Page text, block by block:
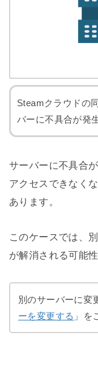
Steamクラウドの
バーに不具合が発
サーバーに不具合
アクセスできなく
あります。
このケースでは、
が解消される可能
別のサーバーに変
ーを変更する 」を